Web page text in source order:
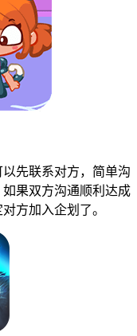
先联系对方，简单沟
果双方沟通顺利达成
方加入企划了。